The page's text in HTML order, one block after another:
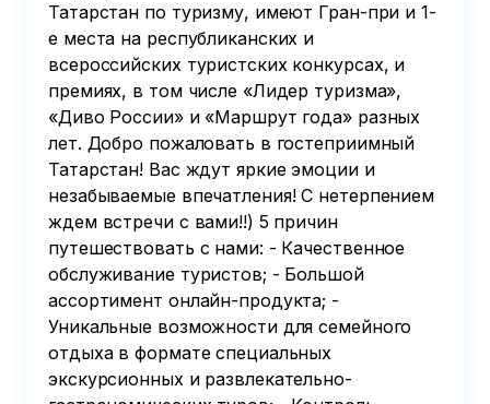
Татарстан по туризму, имеют Гран-при и 1-
е места на республиканских и
всероссийских туристских конкурсах, и
премиях, в том числе «Лидер туризма»,
«Диво России» и «Маршрут года» разных
лет. Добро пожаловать в гостеприимный
Татарстан! Вас ждут яркие эмоции и
незабываемые впечатления! С нетерпением
ждем встречи с вами!!) 5 причин
путешествовать с нами: - Качественное
обслуживание туристов; - Большой
ассортимент онлайн-продукта; -
Уникальные возможности для семейного
отдыха в формате специальных
экскурсионных и развлекательно-